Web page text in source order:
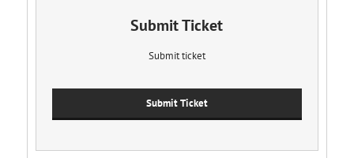
Submit Ticket
Submit ticket
Submit Ticket